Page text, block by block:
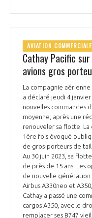
AVIATION COMMERCIALE
Cathay Pacific
avions gros
La compagnie aérienne
a déclaré jeudi 4
nouvelles commandes
moyenne, après une
renouveler sa flotte. La
1ère fois évoqué
de gros-porteurs de
Au 30 juin 2023, sa
de près de 15 ans. Les
de nouvelle
Airbus A330neo et
Cathay a passé une
cargos A350, avec le
remplacer ses B747